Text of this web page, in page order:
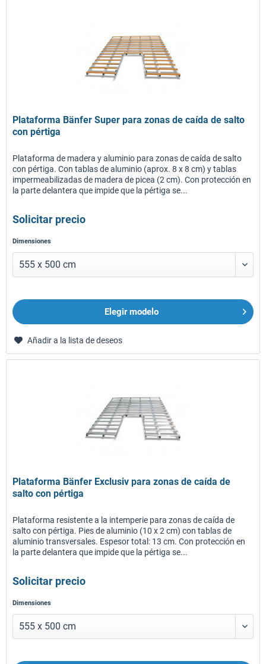
Plataforma Bänfer Super para zonas de caída de salto
con pértiga
Plataforma de madera y aluminio para zonas de caída de salto
con pértiga. Con tablas de aluminio (aprox. 8 x 8 cm) y tablas
impermeabilizadas de madera de picea (2 cm). Con protección en
la parte delantera que impide que la pértiga se...
Solicitar precio
Dimensiones
Elegir modelo
Añadir a la lista de deseos
Plataforma Bänfer Exclusiv para zonas de caída de
salto con pértiga
Plataforma resistente a la intemperie para zonas de caída de
salto con pértiga. Pies de aluminio (10 x 2 cm) con tablas de
aluminio transversales. Espesor total: 13 cm. Con protección en
la parte delantera que impide que la pértiga se...
Solicitar precio
Dimensiones